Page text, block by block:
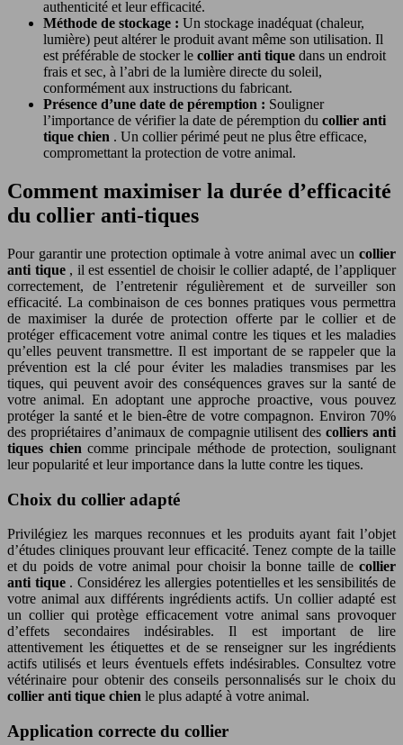
authenticité et leur efficacité.
Méthode de stockage : Un stockage inadéquat (chaleur,
lumière) peut altérer le produit avant même son utilisation. Il
est préférable de stocker le collier anti tique dans un endroit
frais et sec, à l’abri de la lumière directe du soleil,
conformément aux instructions du fabricant.
Présence d’une date de péremption : Souligner
l’importance de vérifier la date de péremption du collier anti
tique chien . Un collier périmé peut ne plus être efficace,
compromettant la protection de votre animal.
Comment maximiser la durée d’efficacité
du collier anti-tiques
Pour garantir une protection optimale à votre animal avec un collier
anti tique , il est essentiel de choisir le collier adapté, de l’appliquer
correctement, de l’entretenir régulièrement et de surveiller son
efficacité. La combinaison de ces bonnes pratiques vous permettra
de maximiser la durée de protection offerte par le collier et de
protéger efficacement votre animal contre les tiques et les maladies
qu’elles peuvent transmettre. Il est important de se rappeler que la
prévention est la clé pour éviter les maladies transmises par les
tiques, qui peuvent avoir des conséquences graves sur la santé de
votre animal. En adoptant une approche proactive, vous pouvez
protéger la santé et le bien-être de votre compagnon. Environ 70%
des propriétaires d’animaux de compagnie utilisent descolliers anti
tiques chiencomme principale méthode de protection, soulignant
leur popularité et leur importance dans la lutte contre les tiques.
Choix du collier adapté
Privilégiez les marques reconnues et les produits ayant fait l’objet
d’études cliniques prouvant leur efficacité. Tenez compte de la taille
et du poids de votre animal pour choisir la bonne taille de collier
anti tique . Considérez les allergies potentielles et les sensibilités de
votre animal aux différents ingrédients actifs. Un collier adapté est
un collier qui protège efficacement votre animal sans provoquer
d’effets secondaires indésirables. Il est important de lire
attentivement les étiquettes et de se renseigner sur les ingrédients
actifs utilisés et leurs éventuels effets indésirables. Consultez votre
vétérinaire pour obtenir des conseils personnalisés sur le choix du
collier anti tique chien le plus adapté à votre animal.
Application correcte du collier